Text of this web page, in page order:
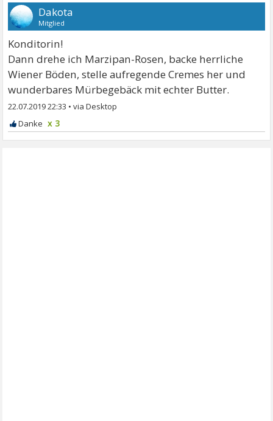
Dakota
Mitglied
Konditorin!
Dann drehe ich Marzipan-Rosen, backe herrliche
Wiener Böden, stelle aufregende Cremes her und
wunderbares Mürbegebäck mit echter Butter.
22.07.2019 22:33 •
x 3